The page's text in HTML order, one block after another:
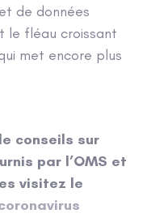
de données
le fléau croissant
met encore plus
conseils sur
par l’OMS et
visitez le